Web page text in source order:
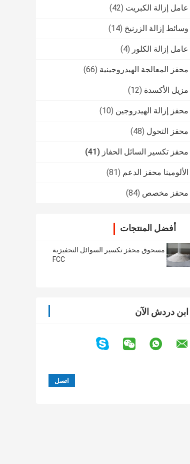
عامل إزالة الكبريت (42)
وسائط إزالة الزرنيخ (14)
عامل إزالة الكلور (4)
محفز المعالجة الهيدروجينية (66)
مزيل الأكسدة (12)
محفز إزالة الهيدروجين (10)
محفز التحول (48)
محفز تكسير السائل الحفاز (41)
الألومينا محفز الدعم (81)
محفز مخصص (84)
أفضل المنتجات
مسحوق محفز تكسير السوائل التحفيزية
FCC
ابن دردش الآن